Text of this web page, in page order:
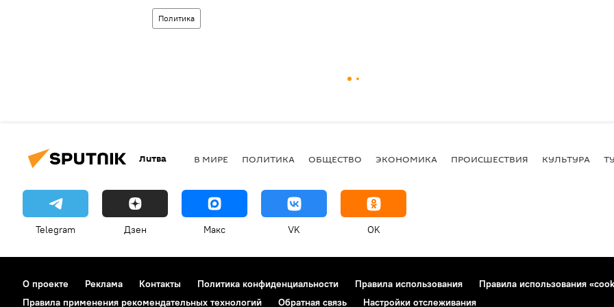
Политика
Литва В МИРЕ ПОЛИТИКА ОБЩЕСТВО ЭКОНОМИКА ПРОИСШЕСТВИЯ КУЛЬТУРА
Telegram Дзен Макс VK OK
О проекте Реклама Контакты Политика конфиденциальности Правила использования
Правила использования
Правила применения рекомендательных технологий
Обратная связь Настройки отслеживания